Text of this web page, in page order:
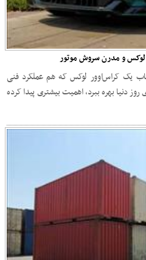
لوکس و مدرن سروش موتور
یک کراس‌اوور لوکس که هم عملکرد فنی
دنیا بهره ببرد، اهمیت بیشتری پیدا کرده